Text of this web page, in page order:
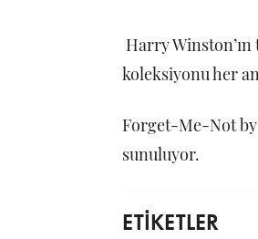
Harry
koleksiyonu her
Forget-Me-Not by
sunuluyor.
ETİKETLER